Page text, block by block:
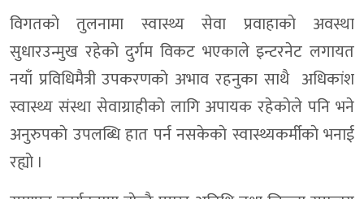
विगतकाे तुलनामा स्वास्थ्य सेवा प्रवाहाकाे अवस्था
सुधारउन्मुख रहेकाे दुर्गम विकट भएकाले इन्टरनेट लगायत
नयाँ प्रविधिमैत्री उपकरणकाे अभाव रहनुका साथै अधिकांश
स्वास्थ्य संस्था सेवाग्राहीकाे लागि अपायक रहेकाेले पनि भने
अनुरुपकाे उपलब्धि हात पर्न नसकेकाे स्वास्थ्यकर्मीकाे भनाई
रह्याे ।